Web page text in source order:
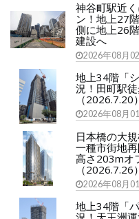
神谷町駅近
ン！地上27
側に地上26
建設へ
2026年08月
地上34階「
況！田町駅
（2026.7.20）
2026年08月
日本橋の大
一種市街地
高さ203mオ
（2026.7.26）
2026年08月
地上34階「